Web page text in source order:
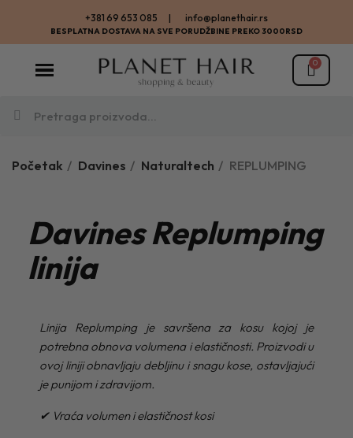
BESPLATNA DOSTAVA NA SVE PORUDŽBINE PREKO 3000RSD
+381 69 653 085 | info@planethair.rs
Početak Davines Naturaltech REPLUMPING
Davines Replumping
linija
Linija Replumping je savršena za kosu kojoj je
potrebna obnova volumena i elastičnosti. Proizvodi u
ovoj liniji obnavljaju debljinu i snagu kose, ostavljajući
je punijom i zdravijom.
✔ Vraća volumen i elastičnost kosi